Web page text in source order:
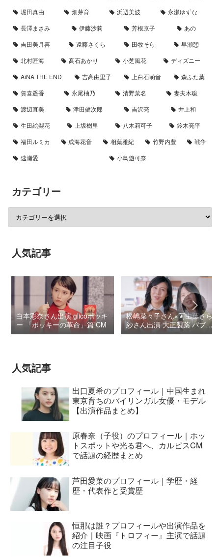
堀田真由
畑芽育 浜辺美波
永瀬ゆずな
長澤まさみ
伊藤沙莉 芳根京子
あの
吉田美月喜
遠藤さくら 田牧そら
早瀬憩
北村匠海
髙石あかり 小芝風花
ディズニー
AiNA THE END
吉高由里子 上白石萌音
森ふた葉
賀喜遥香
永尾柚乃 清野菜名
妻夫木聡
渡辺直美
津田健次郎 吉沢亮
井上和
生田絵梨花
上坂樹里 八木莉可子
鈴木亮平
福田ルミカ
成海花音 相葉雅紀 竹野内豊
戦争
速瀬愛
小鳥遊可奈
カテゴリー
人気記事
白本彩奈さん出演 glicoポッキ
ー 「ポッキーの革命」篇 CM
松嶋菜々子さん×阿由葉さら
紗さん出演 大正製薬 パブロ
ンSゴールドW『いましよう
人気記事
出口夏希のプロフィール｜中国生まれ
東京育ちのバイリンガル女優・モデル
【出演作品まとめ】
原春奈（子役）のプロフィール｜ホッ
トスポットや光る君へ、カルピスCM
で話題の経歴まとめ
芦田愛菜のプロフィール｜学歴・経
歴・代表作と受賞歴
恒那は誰？プロフィールや出演作品を
紹介｜映画『トロフィー』主演で話題
の注目子役